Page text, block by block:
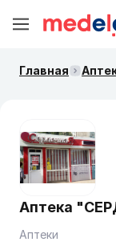
Главная
Аптека
Аптеки